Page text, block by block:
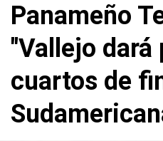
Panameño
"Vallejo dará
cuartos de